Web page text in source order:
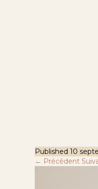
Published 10
← Précédent